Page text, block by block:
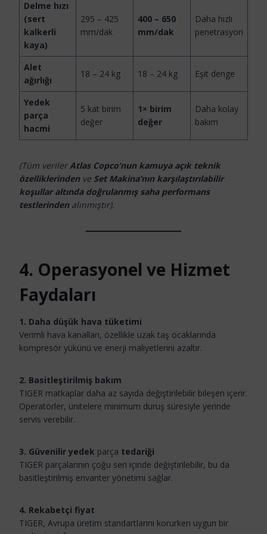
Delme hızı
(sert
kalkerli
kaya)
295 – 425
mm/dak
400 – 650
mm/dak
Daha hızlı
penetrasyon
Alet
ağırlığı
18 – 24 kg 18 – 24 kg Eşit denge
Yedek
parça
hacmi
5 kat birim
değer
1× birim
değer
Daha kolay
bakım
(Tüm veriler Atlas Copco’nun kamuya açık teknik
özelliklerindenve Set Makina’nın karşılaştırılabilir
koşullar altında doğrulanmış saha performans
testlerindenalınmıştır).
4. Operasyonel ve Hizmet
Faydaları
1. Daha düşük hava tüketimi
Verimli hava kanalları, özellikle uzak taş ocaklarında
kompresör yükünü ve enerji maliyetlerini azaltır.
2. Basitleştirilmiş bakım
TIGER matkaplar daha az sayıda değiştirilebilir bileşen içerir.
Operatörler, ünitelere minimum duruş süresiyle yerinde
servis verebilir.
3. Güvenilir yedek parça tedariği
TIGER parçalarının çoğu seri içinde değiştirilebilir, bu da
basitleştirilmiş envanter yönetimi sağlar.
4. Rekabetçi fiyat
TIGER, Avrupa üretim standartlarını korurken uygun bir